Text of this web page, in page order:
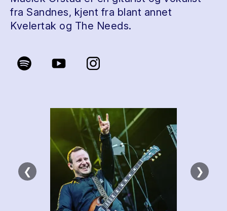
fra Sandnes, kjent fra blant annet
Kvelertak og The Needs.
❮ ❯